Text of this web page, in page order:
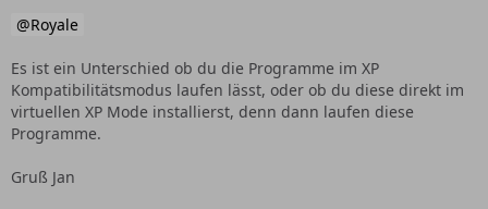
Wollte letztens mal Netscape 4.8 (wegen dem Composer)
unter Win7 64bit installieren, die Installation klappte
allerdings nicht (auch nicht im Kompatibilitätsmodus) unter
Hinweis auf mein 64bit system.
Royale
Es ist ein Unterschied ob du die Programme im XP
Kompatibilitätsmodus laufen lässt, oder ob du diese direkt im
virtuellen XP Mode installierst, denn dann laufen diese
Programme.
Gruß Jan